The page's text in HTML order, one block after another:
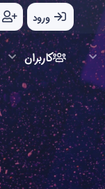
ورود
کاربران